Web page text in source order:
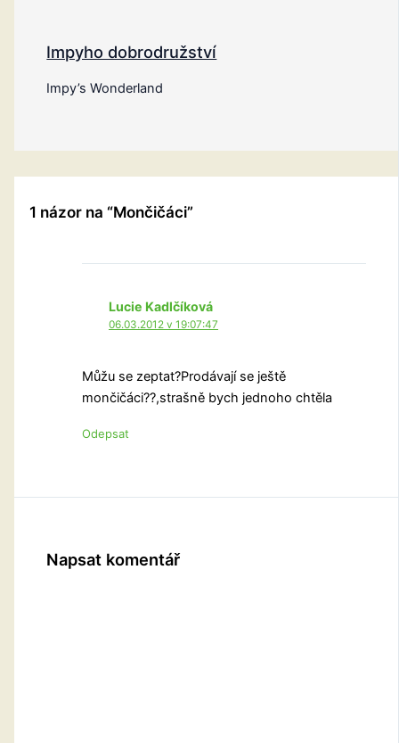
Impyho dobrodružství
Impy’s Wonderland
1 názor na “Mončičáci”
Lucie Kadlčíková
06.03.2012 v 19:07:47
Můžu se zeptat?Prodávají se ještě
mončičáci??,strašně bych jednoho chtěla
Odepsat
Napsat komentář